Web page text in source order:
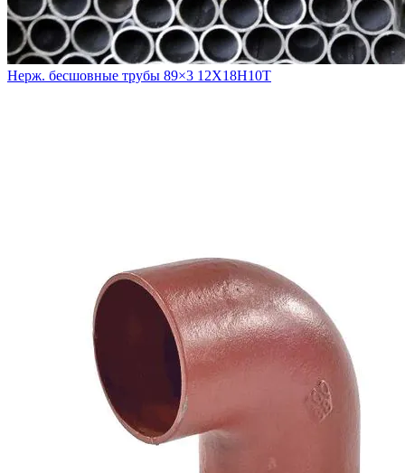
Нерж. бесшовные трубы 89×3 12Х18Н10Т